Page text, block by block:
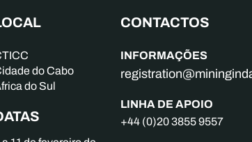
do Cabo
do Sul
CONTACTOS
INFORMAÇÕES
LINHA DE APOIO
+44 (0)20 3855 9557